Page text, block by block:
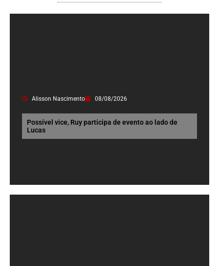
Alisson Nascimento 08/08/2026
Possível vice, Ruy participa de evento ao lado de
Lucas